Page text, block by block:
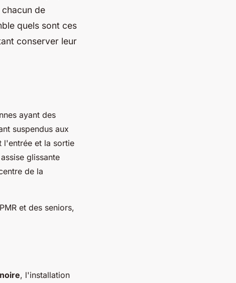
de
quels sont ces
conserver leur
ayant des
suspendus aux
l'entrée et la sortie
glissante
de la
et des seniors,
, l'installation